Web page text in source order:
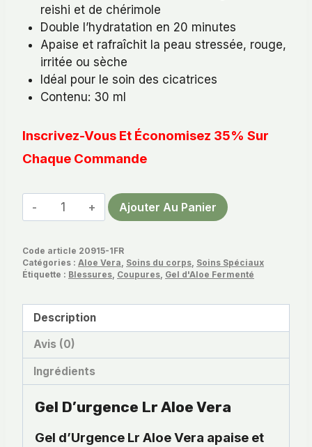
reishi et de chérimole
Double l’hydratation en 20 minutes
Apaise et rafraîchit la peau stressée, rouge,
irritée ou sèche
Idéal pour le soin des cicatrices
Contenu: 30 ml
Inscrivez-Vous Et Économisez 35% Sur
Chaque Commande
quantité
de
d'urgence
Lr
Vera
Ajouter Au Panier
Code article 20915-1FR
Catégories : Aloe Vera, Soins du corps, Soins Spéciaux
Étiquette : Blessures, Coupures, Gel d'Aloe Fermenté
Description
Avis (0)
Ingrédients
Gel D’urgence Lr Aloe Vera
Gel d’Urgence Lr Aloe Vera apaise et